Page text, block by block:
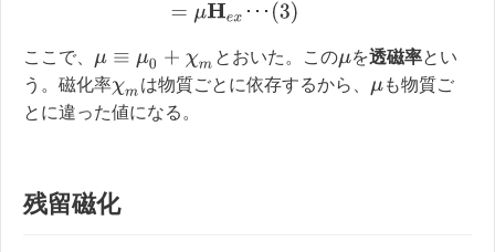
･ ･ ･
ここで、 μ≡ μ0 +χm とおいた。このμ を透磁率とい
う。磁化率χm は物質ごとに依存するから、 μ も物質ご
とに違った値になる。
残留磁化